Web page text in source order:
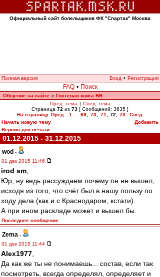
Официальный сайт болельщиков ФК "Спартак" Москва
Полная версия Вход • Регистрация
FAQ • Поиск
Общение на сайте » Гостевая книга ВВ
Пред. тема | След. тема
Страница 72 из 73 [ Сообщений: 3635 ]
На страницу Пред. 1 69 70 71 72 73
След.
Начать новую тему
Добавить
Версия для печати
01.12.2015 - 31.12.2015
wod -
01 дек 2015 11:46
irod sm
Юр, ну ведь рассуждаем почему он не вышел,
исходя из того, что счёт был в нашу пользу по
ходу дела (как и с Краснодаром, кстати).
А при ином раскладе может и вышел бы.
Последнее сообщение
Zema -
01 дек 2015 11:44
Alex1977
Да как же ты не понимаешь... состав, если так
посмотреть, всегда определял, определяет и